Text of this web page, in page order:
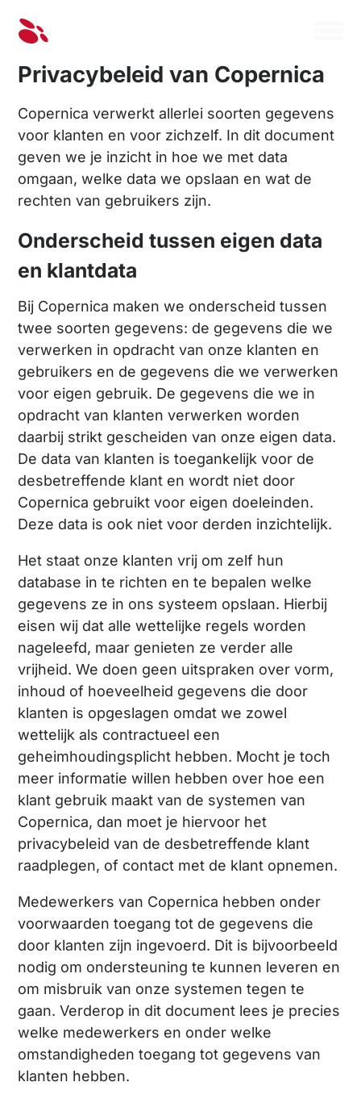
Privacybeleid van Copernica
Copernica verwerkt allerlei soorten gegevens
voor klanten en voor zichzelf. In dit document
geven we je inzicht in hoe we met data
omgaan, welke data we opslaan en wat de
rechten van gebruikers zijn.
Onderscheid tussen eigen data
en klantdata
Bij Copernica maken we onderscheid tussen
twee soorten gegevens: de gegevens die we
verwerken in opdracht van onze klanten en
gebruikers en de gegevens die we verwerken
voor eigen gebruik. De gegevens die we in
opdracht van klanten verwerken worden
daarbij strikt gescheiden van onze eigen data.
De data van klanten is toegankelijk voor de
desbetreffende klant en wordt niet door
Copernica gebruikt voor eigen doeleinden.
Deze data is ook niet voor derden inzichtelijk.
Het staat onze klanten vrij om zelf hun
database in te richten en te bepalen welke
gegevens ze in ons systeem opslaan. Hierbij
eisen wij dat alle wettelijke regels worden
nageleefd, maar genieten ze verder alle
vrijheid. We doen geen uitspraken over vorm,
inhoud of hoeveelheid gegevens die door
klanten is opgeslagen omdat we zowel
wettelijk als contractueel een
geheimhoudingsplicht hebben. Mocht je toch
meer informatie willen hebben over hoe een
klant gebruik maakt van de systemen van
Copernica, dan moet je hiervoor het
privacybeleid van de desbetreffende klant
raadplegen, of contact met de klant opnemen.
Medewerkers van Copernica hebben onder
voorwaarden toegang tot de gegevens die
door klanten zijn ingevoerd. Dit is bijvoorbeeld
nodig om ondersteuning te kunnen leveren en
om misbruik van onze systemen tegen te
gaan. Verderop in dit document lees je precies
welke medewerkers en onder welke
omstandigheden toegang tot gegevens van
klanten hebben.